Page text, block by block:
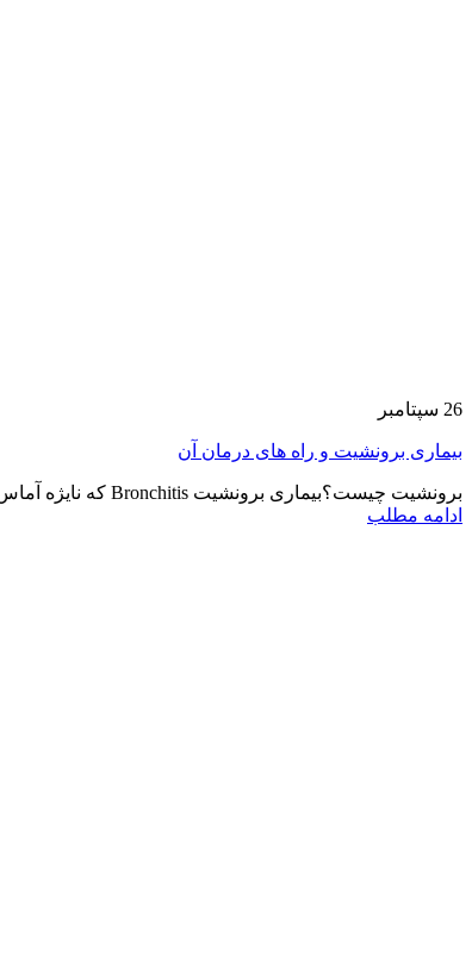
26 سپتامبر
بیماری برونشیت و راه های درمان آن
برونشیت چیست؟بیماری برونشیت Bronchitis که نایژه آماس نیز نامیده می شود یکی از بیماری های شایع تنفسی ...
ادامه مطلب